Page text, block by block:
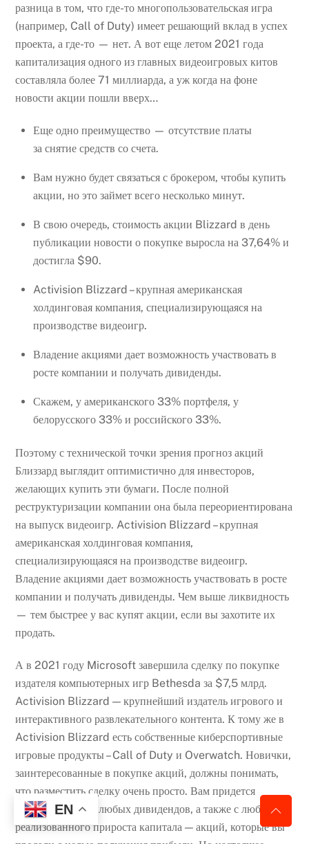
разница в том, что где-то многопользовательская игра
(например, Call of Duty) имеет решающий вклад в успех
проекта, а где-то — нет. А вот еще летом 2021 года
капитализация одного из главных видеоигровых китов
составляла более 71 миллиарда, а уж когда на фоне
новости акции пошли вверх…
Еще одно преимущество — отсутствие платы
за снятие средств со счета.
Вам нужно будет связаться с брокером, чтобы купить
акции, но это займет всего несколько минут.
В свою очередь, стоимость акции Blizzard в день
публикации новости о покупке выросла на 37,64% и
достигла $90.
Activision Blizzard – крупная американская
холдинговая компания, специализирующаяся на
производстве видеоигр.
Владение акциями дает возможность участвовать в
росте компании и получать дивиденды.
Скажем, у американского 33% портфеля, у
белорусского 33% и российского 33%.
Поэтому с технической точки зрения прогноз акций
Близзард выглядит оптимистично для инвесторов,
желающих купить эти бумаги. После полной
реструктуризации компании она была переориентирована
на выпуск видеоигр. Activision Blizzard – крупная
американская холдинговая компания,
специализирующаяся на производстве видеоигр.
Владение акциями дает возможность участвовать в росте
компании и получать дивиденды. Чем выше ликвидность
— тем быстрее у вас купят акции, если вы захотите их
продать.
А в 2021 году Microsoft завершила сделку по покупке
издателя компьютерных игр Bethesda за $7,5 млрд.
Activision Blizzard — крупнейший издатель игрового и
интерактивного развлекательного контента. К тому же в
Activision Blizzard есть собственные киберспортивные
игровые продукты – Call of Duty и Overwatch. Новички,
заинтересованные в покупке акций, должны понимать,
что разместить сделку очень просто. Вам придется
платить налоги с любых дивидендов, а также с любого
реализованного прироста капитала — акций, которые вы
EN